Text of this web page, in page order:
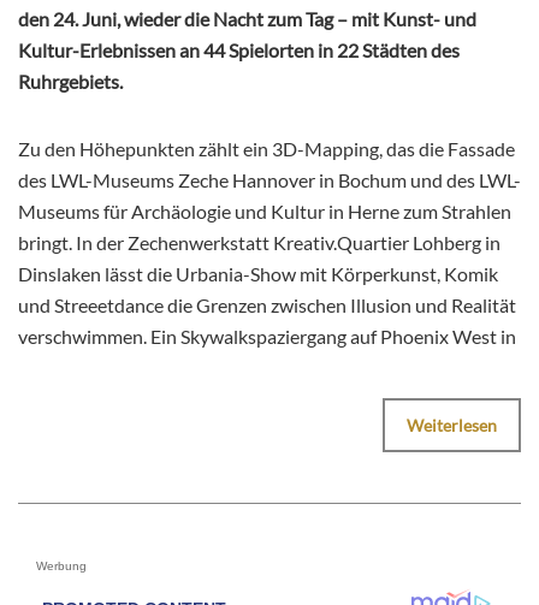
den 24. Juni, wieder die Nacht zum Tag – mit Kunst- und
Kultur-Erlebnissen an 44 Spielorten in 22 Städten des
Ruhrgebiets.
Zu den Höhepunkten zählt ein 3D-Mapping, das die Fassade
des LWL-Museums Zeche Hannover in Bochum und des LWL-
Museums für Archäologie und Kultur in Herne zum Strahlen
bringt. In der Zechenwerkstatt Kreativ.Quartier Lohberg in
Dinslaken lässt die Urbania-Show mit Körperkunst, Komik
und Streeetdance die Grenzen zwischen Illusion und Realität
verschwimmen. Ein Skywalkspaziergang auf Phoenix West in
Weiterlesen
Werbung